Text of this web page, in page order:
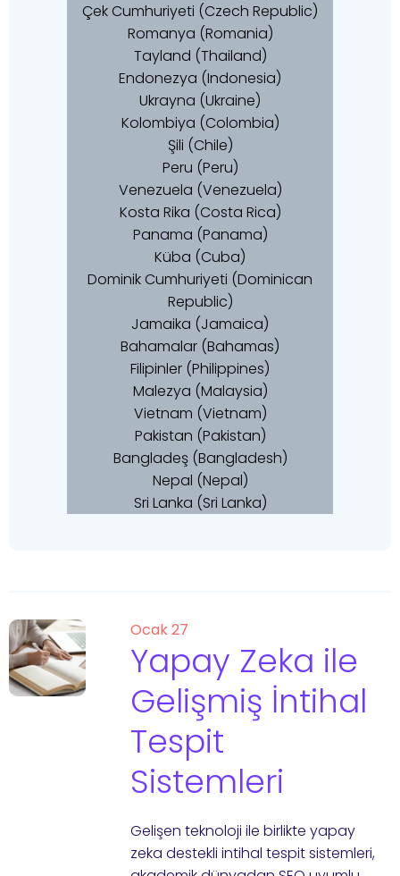
Çek Cumhuriyeti (Czech Republic)
Romanya (Romania)
Tayland (Thailand)
Endonezya (Indonesia)
Ukrayna (Ukraine)
Kolombiya (Colombia)
Şili (Chile)
Peru (Peru)
Venezuela (Venezuela)
Kosta Rika (Costa Rica)
Panama (Panama)
Küba (Cuba)
Dominik Cumhuriyeti (Dominican
Republic)
Jamaika (Jamaica)
Bahamalar (Bahamas)
Filipinler (Philippines)
Malezya (Malaysia)
Vietnam (Vietnam)
Pakistan (Pakistan)
Bangladeş (Bangladesh)
Nepal (Nepal)
Sri Lanka (Sri Lanka)
Ocak 27
Yapay Zeka ile
Gelişmiş İntihal
Tespit
Sistemleri
Gelişen teknoloji ile birlikte yapay
zeka destekli intihal tespit sistemleri,